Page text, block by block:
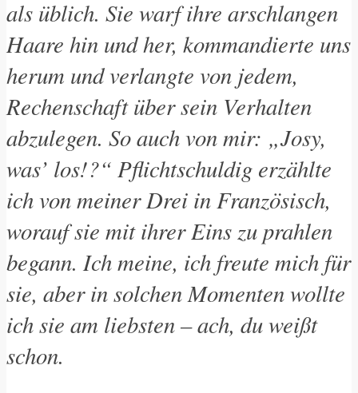
als üblich. Sie warf ihre arschlangen
Haare hin und her, kommandierte uns
herum und verlangte von jedem,
Rechenschaft über sein Verhalten
abzulegen. So auch von mir: „Josy,
was’ los!?“ Pflichtschuldig erzählte
ich von meiner Drei in Französisch,
worauf sie mit ihrer Eins zu prahlen
begann. Ich meine, ich freute mich für
sie, aber in solchen Momenten wollte
ich sie am liebsten – ach, du weißt
schon.